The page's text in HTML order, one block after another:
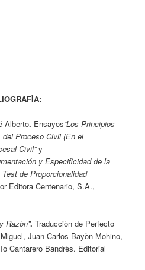
Alberto. Ensayos“Los Principios
Proceso Civil (En el
Civil”y
y Especificidad de la
de Proporcionalidad
Editora Centenario, S.A.,
Razòn”.Traducciòn de Perfecto
Juan Carlos Bayòn Mohino,
Cantarero Bandrès. Editorial